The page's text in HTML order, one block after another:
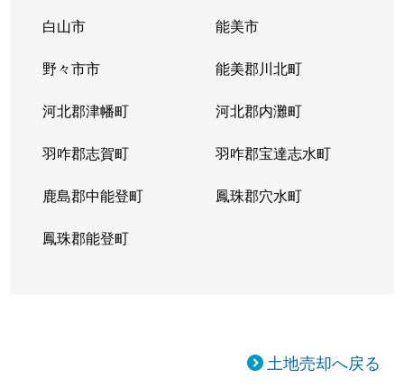
白山市 能美市
野々市市 能美郡川北町
河北郡津幡町 河北郡内灘町
羽咋郡志賀町 羽咋郡宝達志水町
鹿島郡中能登町 鳳珠郡穴水町
鳳珠郡能登町
土地売却へ戻る